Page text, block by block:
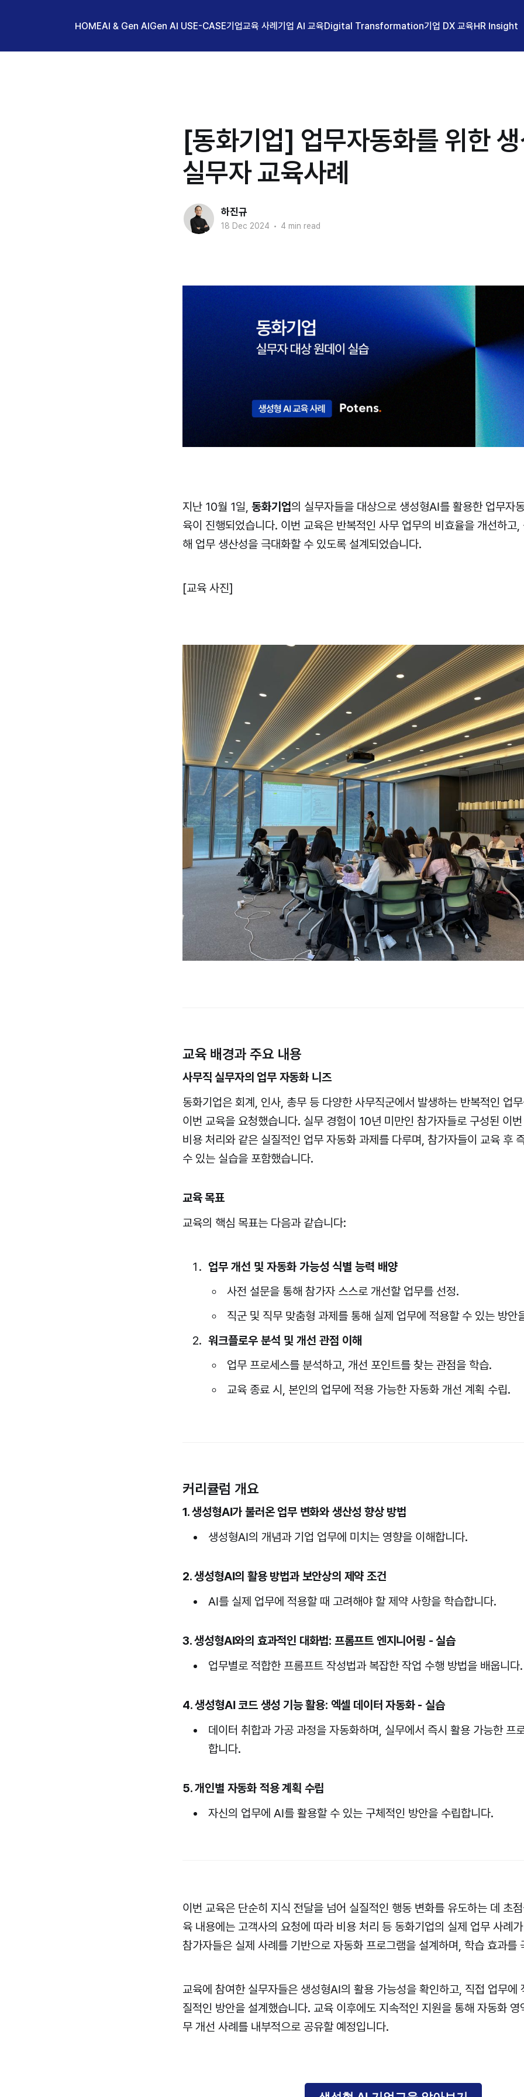
HOMEAI & Gen AIGen AI USE-CASE기업교육 사례 기업 AI 교육Digital Transformation기업 DX 교육HR Insight
[동화기업] 업무자동화를 위한
실무자 교육사례
하진규
18 Dec 2024 • 4 min read
지난 10월 1일, 동화기업의 실무자들을 대상으로 생성형AI를 활용한 업무자
육이 진행되었습니다. 이번 교육은 반복적인 사무 업무의 비효율을 개선하고
해 업무 생산성을 극대화할 수 있도록 설계되었습니다.
[교육 사진]
교육 배경과 주요 내용
사무직 실무자의 업무 자동화 니즈
동화기업은 회계, 인사, 총무 등 다양한 사무직군에서 발생하는 반복적인 업
이번 교육을 요청했습니다. 실무 경험이 10년 미만인 참가자들로 구성된 이
비용 처리와 같은 실질적인 업무 자동화 과제를 다루며, 참가자들이 교육 후
수 있는 실습을 포함했습니다.
교육 목표
교육의 핵심 목표는 다음과 같습니다:
업무 개선 및 자동화 가능성 식별 능력 배양
사전 설문을 통해 참가자 스스로 개선할 업무를 선정.
직군 및 직무 맞춤형 과제를 통해 실제 업무에 적용할 수 있는 방안
워크플로우 분석 및 개선 관점 이해
업무 프로세스를 분석하고, 개선 포인트를 찾는 관점을 학습.
교육 종료 시, 본인의 업무에 적용 가능한 자동화 개선 계획 수립.
커리큘럼 개요
1. 생성형AI가 불러온 업무 변화와 생산성 향상 방법
생성형AI의 개념과 기업 업무에 미치는 영향을 이해합니다.
2. 생성형AI의 활용 방법과 보안상의 제약 조건
AI를 실제 업무에 적용할 때 고려해야 할 제약 사항을 학습합니다.
3. 생성형AI와의 효과적인 대화법: 프롬프트 엔지니어링 - 실습
업무별로 적합한 프롬프트 작성법과 복잡한 작업 수행 방법을 배웁니다.
4. 생성형AI 코드 생성 기능 활용: 엑셀 데이터 자동화 - 실습
데이터 취합과 가공 과정을 자동화하며, 실무에서 즉시 활용 가능한 프
합니다.
5. 개인별 자동화 적용 계획 수립
자신의 업무에 AI를 활용할 수 있는 구체적인 방안을 수립합니다.
이번 교육은 단순히 지식 전달을 넘어 실질적인 행동 변화를 유도하는 데 초
육 내용에는 고객사의 요청에 따라 비용 처리 등 동화기업의 실제 업무 사례
참가자들은 실제 사례를 기반으로 자동화 프로그램을 설계하며, 학습 효과를
교육에 참여한 실무자들은 생성형AI의 활용 가능성을 확인하고, 직접 업무에
질적인 방안을 설계했습니다. 교육 이후에도 지속적인 지원을 통해 자동화
무 개선 사례를 내부적으로 공유할 예정입니다.